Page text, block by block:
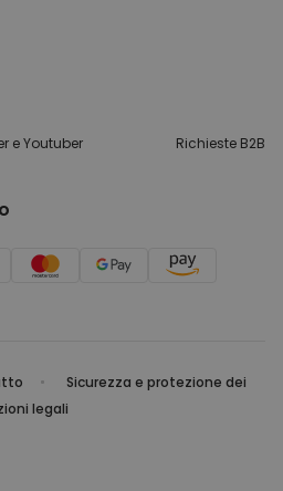
e Youtuber Richieste B2B
Sicurezza e protezione dei
legali